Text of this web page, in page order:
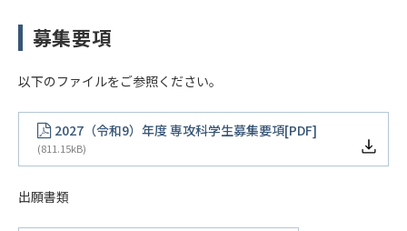
募集要項
以下のファイルをご参照ください。
2027（令和9）年度 専攻科学生募集要項[PDF]
811.15kB
出願書類